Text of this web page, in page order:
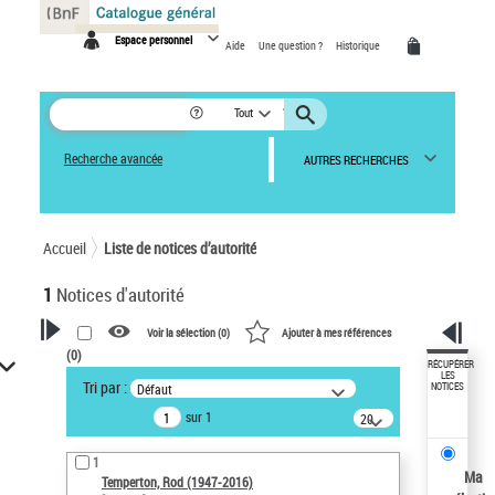
Espace personnel Aide Une question ? Historique
Tout
Recherche avancée AUTRES RECHERCHES
Accueil Liste de notices d’autorité
1 Notices d'autorité
VOTRE RECHERCHE
Recherche avancée dans les
notices d’autorité
Œuvres liées à l'auteur :
Temperton, Rod (1947-2016)
Voir la sélection (0) Ajouter à mes références
(0)
Tri par : Défaut
sur 1
20
résultats/page
1
Temperton, Rod (1947-2016)
RÉCUPÉRER
LES
NOTICES
Ma
Panneau de gestion des cookies